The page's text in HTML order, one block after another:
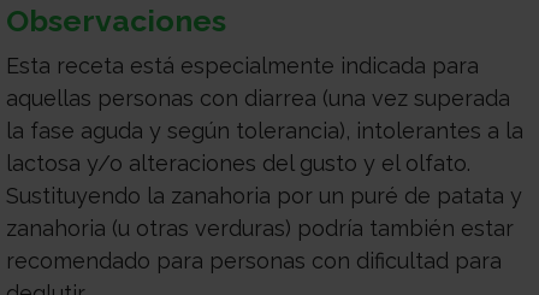
Observaciones
Esta receta está especialmente indicada para
aquellas personas con diarrea (una vez superada
la fase aguda y según tolerancia), intolerantes a la
lactosa y/o alteraciones del gusto y el olfato.
Sustituyendo la zanahoria por un puré de patata y
zanahoria (u otras verduras) podría también estar
recomendado para personas con dificultad para